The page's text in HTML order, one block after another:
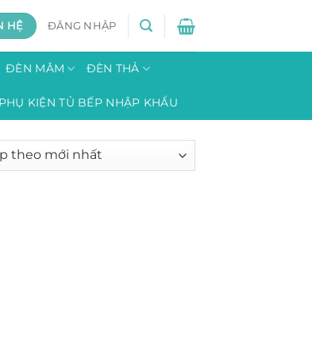
HỆ ĐĂNG NHẬP
ĐÈN MÂM ĐÈN THẢ
PHỤ KIỆN TỦ BẾP NHẬP KHẨU